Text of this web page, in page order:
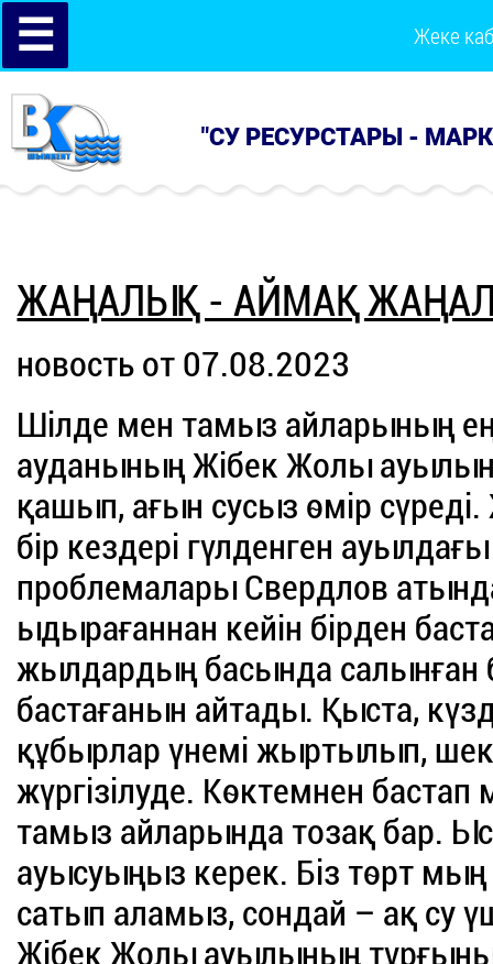
☰ Жеке
"СУ РЕСУРСТАРЫ -
ЖАҢАЛЫҚ - АЙМАҚ
новость от 07.08.2023
Шілде мен тамыз айларының
ауданының Жібек Жолы
қашып, ағын сусыз өмір
бір кездері гүлденген
проблемалары Свердлов
ыдырағаннан кейін бірден
жылдардың басында салынған
бастағанын айтады. Қыста,
құбырлар үнемі жыртылып,
жүргізілуде. Көктемнен
тамыз айларында тозақ бар.
ауысуыңыз керек. Біз төрт мың
сатып аламыз, сондай – ақ су
Жібек Жолы ауылының